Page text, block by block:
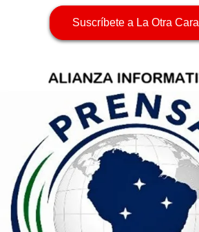
Suscríbete a La Otra Cara